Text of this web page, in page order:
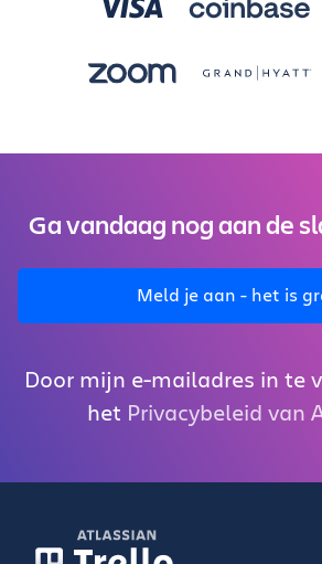
Ga vandaag nog aan de
Meld je aan - het is
Door mijn e-mailadres in te
het Privacybeleid van